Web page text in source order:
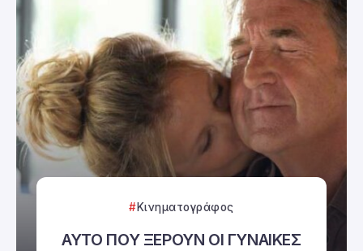
Κινηματογράφος
ΑΥΤΟ ΠΟΥ ΞΕΡΟΥΝ ΟΙ ΓΥΝΑΙΚΕΣ